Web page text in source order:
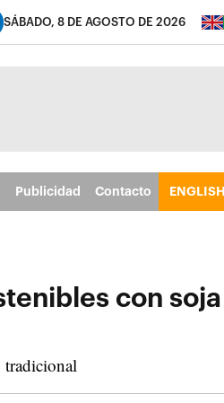
SÁBADO, 8 DE AGOSTO DE 2026
Publicidad Contacto ENGLISH
con soja
tradicional